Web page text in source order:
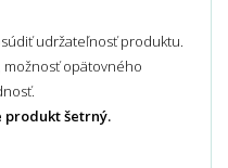
udržateľnosť produktu.
opätovného
produkt šetrný.